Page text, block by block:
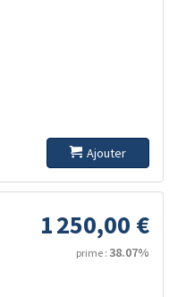
Ajouter
1 250,00 €
prime : 38.07%